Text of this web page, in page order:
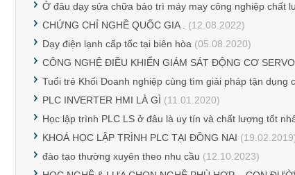
Ở đâu dạy sửa chữa bảo trì máy may công nghiệp chất
CHỨNG CHỈ NGHỀ QUỐC GIA .
(12.08.2022)
Dạy điện lạnh cấp tốc tại biên hòa (05.08.2020)
CÔNG NGHỆ ĐIỀU KHIỂN GIÁM SÁT ĐỘNG CƠ SERVO
Tuổi trẻ Khối Doanh nghiệp cùng tìm giải pháp tận dụng
PLC INVERTER HMI LÀ GÌ (11.01.2020)
Học lập trình PLC LS ở đâu là uy tín và chất lượng tốt
KHOÁ HỌC LẬP TRÌNH PLC TẠI ĐỒNG NAI
đào tạo thường xuyên theo nhu cầu (12.10.2023)